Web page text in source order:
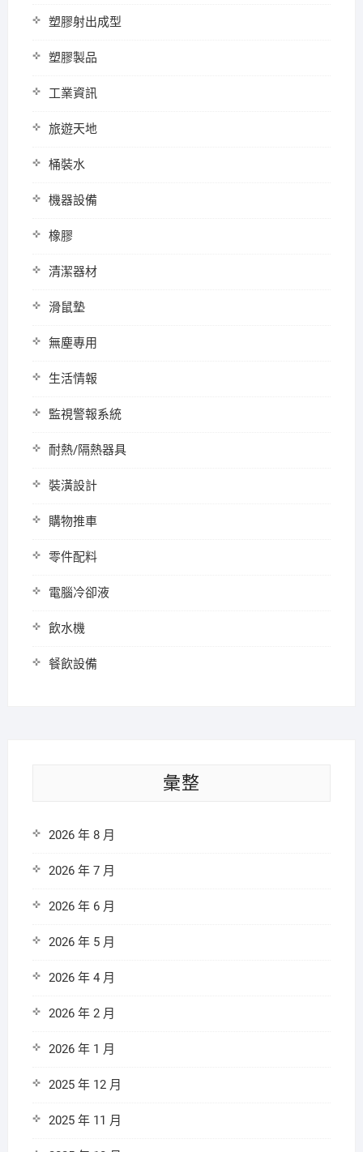
塑膠射出成型
塑膠製品
工業資訊
旅遊天地
桶裝水
機器設備
橡膠
清潔器材
滑鼠墊
無塵專用
生活情報
監視警報系統
耐熱/隔熱器具
裝潢設計
購物推車
零件配料
電腦冷卻液
飲水機
餐飲設備
彙整
2026 年 8 月
2026 年 7 月
2026 年 6 月
2026 年 5 月
2026 年 4 月
2026 年 2 月
2026 年 1 月
2025 年 12 月
2025 年 11 月